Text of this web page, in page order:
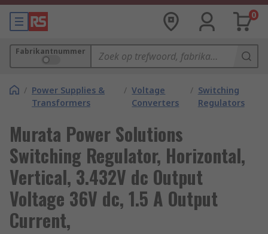
0
Fabrikantnummer
/ Power Supplies &
Transformers
/ Voltage
Converters
/ Switching
Regulators
Murata Power Solutions
Switching Regulator, Horizontal,
Vertical, 3.432V dc Output
Voltage 36V dc, 1.5 A Output
Current,